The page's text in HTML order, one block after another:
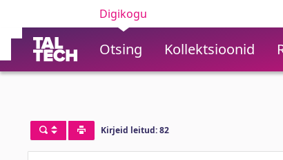
Digikogu
Otsing Kollektsioonid
Kirjeid leitud: 82